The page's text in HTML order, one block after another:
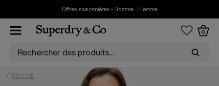
Offres saisonnières - Homme Femme
0
FEMME